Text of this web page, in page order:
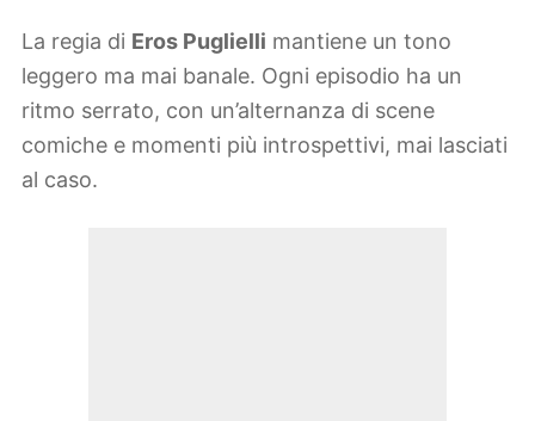
La regia di Eros Puglielli mantiene un tono
leggero ma mai banale. Ogni episodio ha un
ritmo serrato, con un’alternanza di scene
comiche e momenti più introspettivi, mai lasciati
al caso.